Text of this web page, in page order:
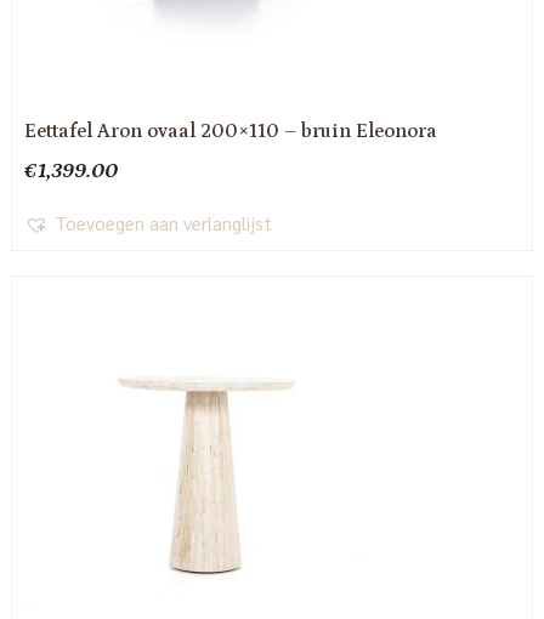
Eettafel Aron ovaal 200×110 – bruin Eleonora
€1,399.00
Toevoegen aan verlanglijst